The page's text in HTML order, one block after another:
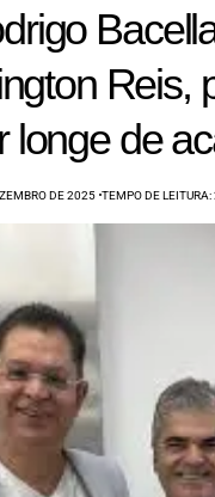
Reis,
longe de
DE 2025 TEMPO DE